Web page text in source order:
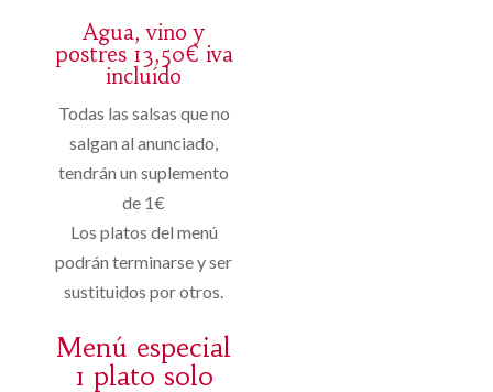
Agua, vino y
postres 13,50€ iva
incluído
Todas las salsas que no
salgan al anunciado,
tendrán un suplemento
de 1€
Los platos del menú
podrán terminarse y ser
sustituidos por otros.
Menú especial
1 plato solo